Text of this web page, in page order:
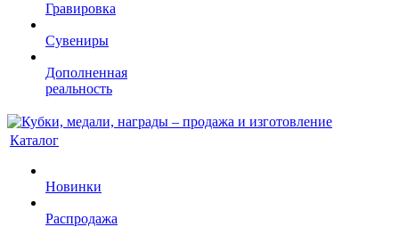
Гравировка
Сувениры
Дополненная
реальность
Каталог
Новинки
Распродажа